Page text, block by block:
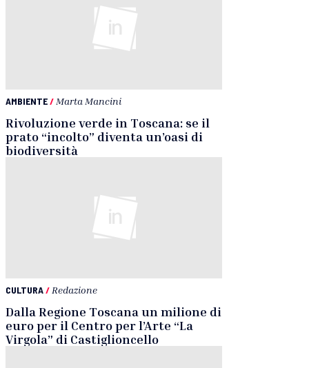
AMBIENTE/ Marta Mancini
Rivoluzione verde in Toscana: se il
prato “incolto” diventa un’oasi di
biodiversità
CULTURA/ Redazione
Dalla Regione Toscana un milione di
euro per il Centro per l’Arte “La
Virgola” di Castiglioncello